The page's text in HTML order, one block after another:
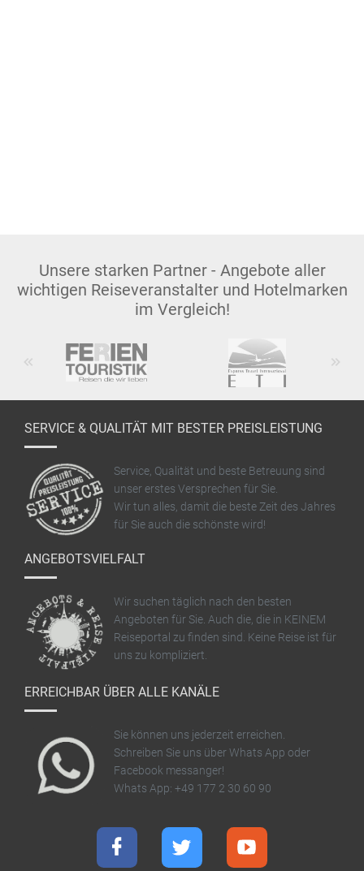
Unsere starken Partner - Angebote aller
wichtigen Reiseveranstalter und Hotelmarken
im Vergleich!
SERVICE & QUALITÄT MIT BESTER PREISLEISTUNG
Service, Qualität und beste Betreuung sind
unser erstes Versprechen für Sie.
Wir tun alles, damit die beste Zeit des Jahres
für Sie auch die schönste wird!
ANGEBOTSVIELFALT
Wir suchen täglich nach den besten
Angeboten für Sie. Auch die, die in KEINEM
Reiseportal zu finden sind. Keine Reise ist für
uns zu kompliziert.
ERREICHBAR ÜBER ALLE KANÄLE
Sie können uns jederzeit erreichen.
Schreiben Sie uns über Whats App oder
Facebook messanger!
Whats App: +49 177 2 30 60 90